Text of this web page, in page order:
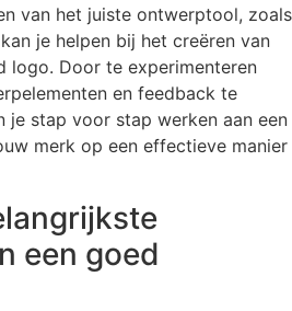
van het juiste ontwerptool, zoals
je helpen bij het creëren van
logo. Door te experimenteren
en feedback te
je stap voor stap werken aan een
merk op een effectieve manier
een goed